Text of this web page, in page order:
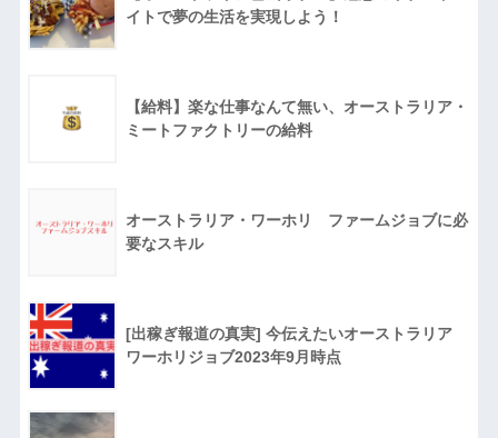
イトで夢の生活を実現しよう！
【給料】楽な仕事なんて無い、オーストラリア・
ミートファクトリーの給料
オーストラリア・ワーホリ ファームジョブに必
要なスキル
[出稼ぎ報道の真実] 今伝えたいオーストラリア
ワーホリジョブ2023年9月時点